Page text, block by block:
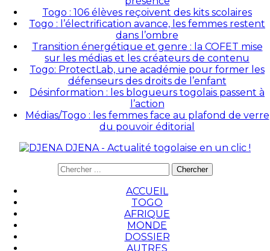
Togo : 106 élèves reçoivent des kits scolaires
Togo : l’électrification avance, les femmes restent
dans l’ombre
Transition énergétique et genre : la COFET mise
sur les médias et les créateurs de contenu
Togo: ProtectLab, une académie pour former les
défenseurs des droits de l’enfant
Désinformation : les blogueurs togolais passent à
l’action
Médias/Togo : les femmes face au plafond de verre
du pouvoir éditorial
DJENA - Actualité togolaise en un clic !
ACCUEIL
TOGO
AFRIQUE
MONDE
DOSSIER
AUTRES